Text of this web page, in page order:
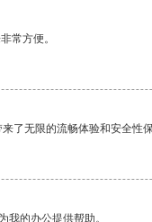
常方便。
了无限的流畅体验和安全性保
我的办公提供帮助。